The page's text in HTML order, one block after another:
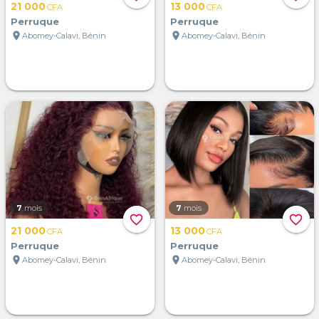
21 000CFA
Perruque
location_on Abomey-Calavi, Bénin
13 000CFA
Perruque
location_on Abomey-Calavi, Bénin
favorite_border
7 mois
21 000CFA
Perruque
location_on Abomey-Calavi, Bénin
favorite_border
7 mois
13 000CFA
Perruque
location_on Abomey-Calavi, Bénin